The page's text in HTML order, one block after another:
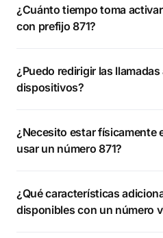
¿Cuánto tiempo toma
con prefijo 871?
¿Puedo redirigir las llamadas
dispositivos?
¿Necesito estar físicamente
usar un número 871?
¿Qué características
disponibles con un número